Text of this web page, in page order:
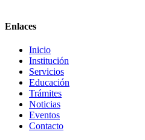
Enlaces
Inicio
Institución
Servicios
Educación
Trámites
Noticias
Eventos
Contacto